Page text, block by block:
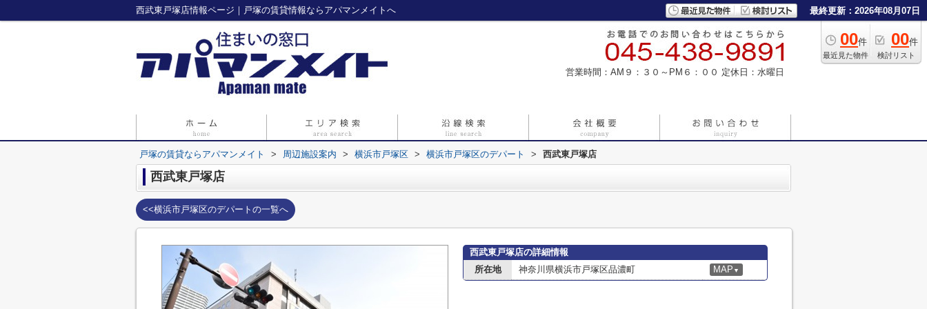
西武東戸塚店情報ページ｜戸塚の賃貸情報ならアパマンメイトへ 最終更新：2026年08月07日
00件
最近見た物件
00件
検討リスト
営業時間：AM９：３０～PM６：００ 定休日：水曜日
戸塚の賃貸ならアパマンメイト > 周辺施設案内 > 横浜市戸塚区 > 横浜市戸塚区のデパート > 西武東戸塚店
西武東戸塚店
<<横浜市戸塚区のデパートの一覧へ
西武東戸塚店の詳細情報
所在地
神奈川県横浜市戸塚区品濃町 MAP ▼